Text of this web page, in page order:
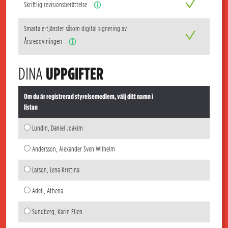
Skriftlig revisionsberättelse ⓘ
Smarta e-tjänster såsom digital signering av
Årsredoviningen
ⓘ
DINA UPPGIFTER
Om du är registrerad styrelsemedlem, välj ditt namn i
listan
Lundin, Daniel Joakim
Andersson, Alexander Sven Wilhelm
Larson, Lena Kristina
Adeli, Athena
Sundberg, Karin Ellen